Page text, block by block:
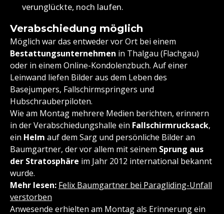
verunglückte, noch laufen.
Verabschiedung möglich
Möglich war das entweder vor Ort bei einem
Bestattungsunternehmen in Thalgau (Flachgau)
oder in einem Online-Kondolenzbuch. Auf einer
Leinwand liefen Bilder aus dem Leben des
Basejumpers, Fallschirmspringers und
Hubschrauberpiloten.
Wie am Montag mehrere Medien berichten, erinnern
in der Verabschiedungshalle ein Fallschirmrucksack,
ein Helm auf dem Sarg und persönliche Bilder an
Baumgartner, der vor allem mit seinem Sprung aus
der Stratosphäre im Jahr 2012 international bekannt
wurde.
Mehr lesen: Felix Baumgartner bei Paragliding-Unfall
verstorben
Anwesende erhielten am Montag als Erinnerung ein